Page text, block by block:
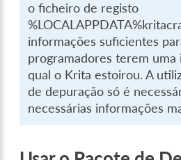
o ficheiro de registo
informações suficientes
programadores terem uma
qual o Krita estoirou. A
de depuração só é
necessárias informações